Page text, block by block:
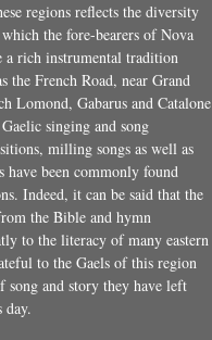
regions reflects the diversity
the fore-bearers of Nova
rich instrumental tradition
the French Road, near Grand
Lomond, Gabarus and Catalone
singing and song
milling songs as well as
have been commonly found
Indeed, it can be said that the
the Bible and hymn
to the literacy of many eastern
to the Gaels of this region
song and story they have left
day.